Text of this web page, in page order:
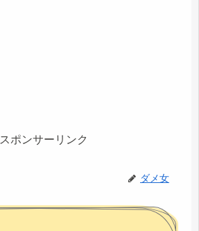
スポンサーリンク
ダメ女